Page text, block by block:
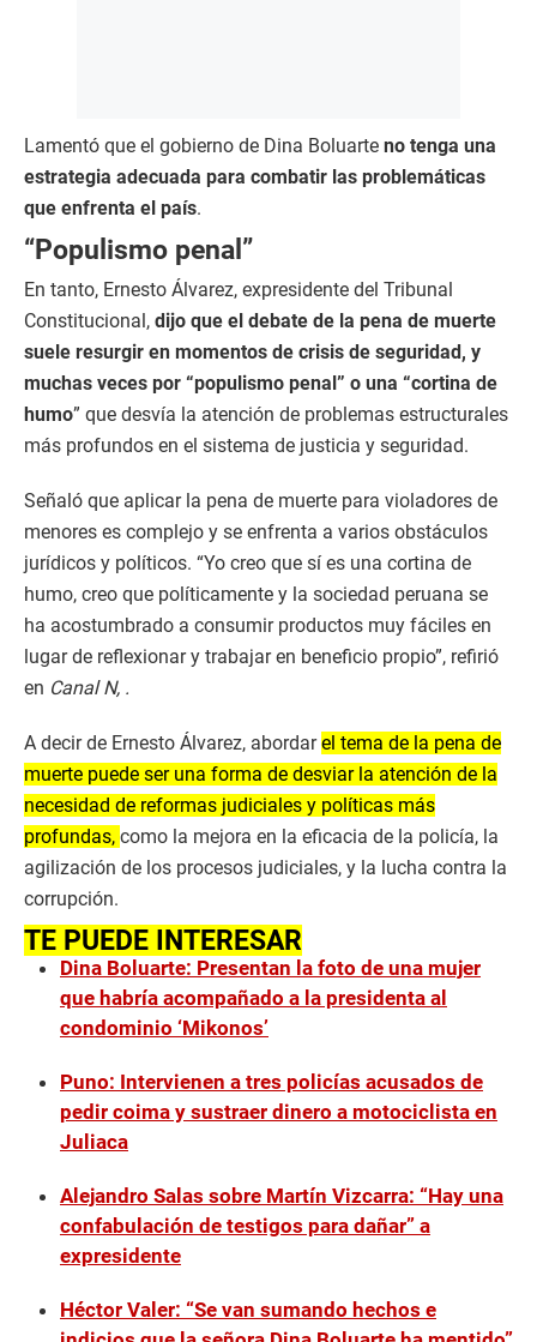
Lamentó que el gobierno de Dina Boluarte no tenga una
estrategia adecuada para combatir las problemáticas
que enfrenta el país.
“Populismo penal”
En tanto, Ernesto Álvarez, expresidente del Tribunal
Constitucional, dijo que el debate de la pena de muerte
suele resurgir en momentos de crisis de seguridad, y
muchas veces por “populismo penal” o una “cortina de
humo” que desvía la atención de problemas estructurales
más profundos en el sistema de justicia y seguridad.
Señaló que aplicar la pena de muerte para violadores de
menores es complejo y se enfrenta a varios obstáculos
jurídicos y políticos. “Yo creo que sí es una cortina de
humo, creo que políticamente y la sociedad peruana se
ha acostumbrado a consumir productos muy fáciles en
lugar de reflexionar y trabajar en beneficio propio”, refirió
en Canal N, .
A decir de Ernesto Álvarez, abordarel tema de la pena de
muerte puede ser una forma de desviar la atención de la
necesidad de reformas judiciales y políticas más
profundas, como la mejora en la eficacia de la policía, la
agilización de los procesos judiciales, y la lucha contra la
corrupción.
TE PUEDE INTERESAR
Dina Boluarte: Presentan la foto de una mujer
que habría acompañado a la presidenta al
condominio ‘Mikonos’
Puno: Intervienen a tres policías acusados de
pedir coima y sustraer dinero a motociclista en
Juliaca
Alejandro Salas sobre Martín Vizcarra: “Hay una
confabulación de testigos para dañar” a
expresidente
Héctor Valer: “Se van sumando hechos e